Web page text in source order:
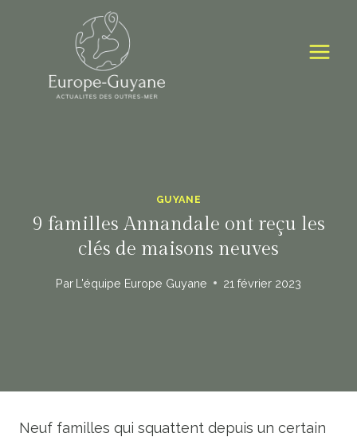
GUYANE
9 familles Annandale ont reçu les
clés de maisons neuves
Par L'équipe Europe Guyane 21 février 2023
Neuf familles qui squattent depuis un certain